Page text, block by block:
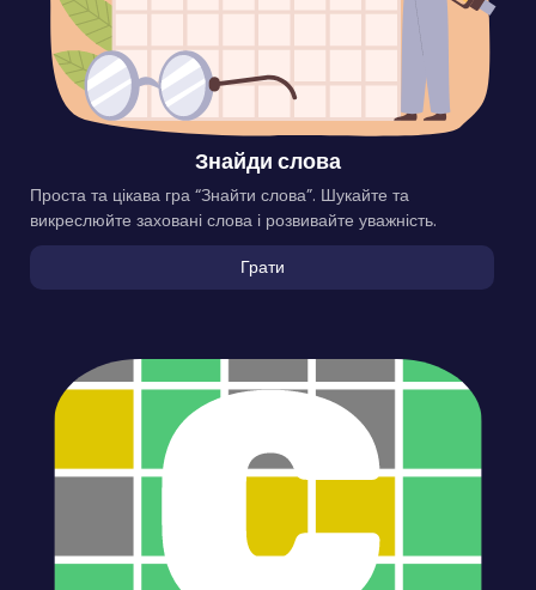
Знайди слова
Проста та цікава гра “Знайти слова”. Шукайте та
викреслюйте заховані слова і розвивайте уважність.
Грати